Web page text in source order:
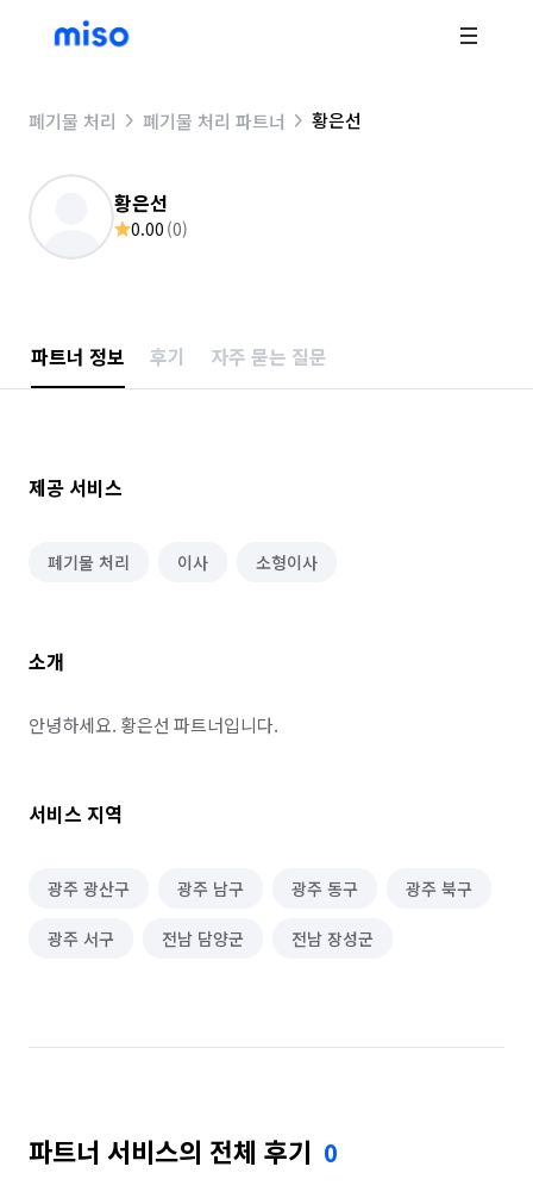
폐기물 처리 폐기물 처리 파트너 황은선
황은선
0.00 (0)
파트너 정보 후기 자주 묻는 질문
제공 서비스
폐기물 처리 이사 소형이사
소개
안녕하세요. 황은선 파트너입니다.
서비스 지역
광주 광산구 광주 남구 광주 동구 광주 북구
광주 서구 전남 담양군 전남 장성군
파트너 서비스의 전체 후기 0